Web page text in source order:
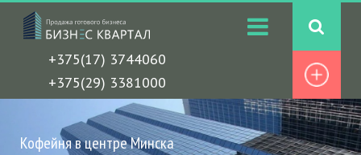
+375(17) 3744060
+375(29) 3381000
Кофейня в центре Минска